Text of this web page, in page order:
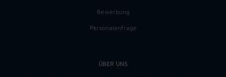
Bewerbung
Personalanfrage
ÜBER UNS